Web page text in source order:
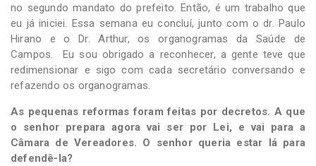
no segundo mandato do prefeito. Então, é um trabalho que
eu já iniciei. Essa semana eu concluí, junto com o dr. Paulo
Hirano e o Dr. Arthur, os organogramas da Saúde de
Campos. Eu sou obrigado a reconhecer, a gente teve que
redimensionar e sigo com cada secretário conversando e
refazendo os organogramas.
As pequenas reformas foram feitas por decretos. A que
o senhor prepara agora vai ser por Lei, e vai para a
Câmara de Vereadores. O senhor queria estar lá para
defendê-la?